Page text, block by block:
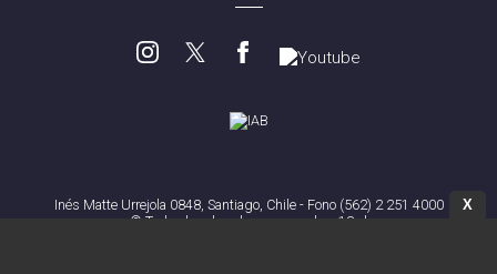
Inés Matte Urrejola 0848, Santiago, Chile - Fono (562) 2 251 4000
© Todos los derechos reservados. 13.cl
X